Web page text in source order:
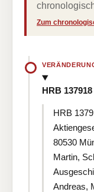
Zum
HRB 137918
HRB
80530
Martin,
Andreas,